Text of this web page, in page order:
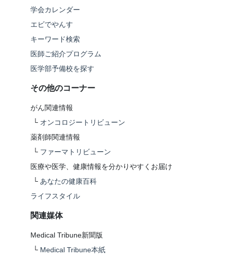
学会カレンダー
エビでやんす
キーワード検索
医師ご紹介プログラム
医学部予備校を探す
その他のコーナー
がん関連情報
└ オンコロジートリビューン
薬剤師関連情報
└ ファーマトリビューン
医療や医学、健康情報を分かりやすくお届け
└ あなたの健康百科
ライフスタイル
関連媒体
Medical Tribune新聞版
└ Medical Tribune本紙